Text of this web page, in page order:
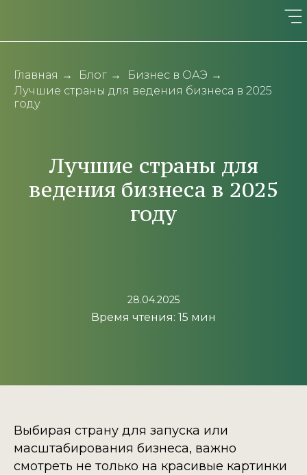
Главная → Блог → Бизнес в ОАЭ →
Лучшие страны для ведения бизнеса в 2025
году
Лучшие страны для
ведения бизнеса в 2025
году
28.04.2025
Время чтения: 15 мин
Выбирая страну для запуска или
масштабирования бизнеса, важно
смотреть не только на красивые картинки